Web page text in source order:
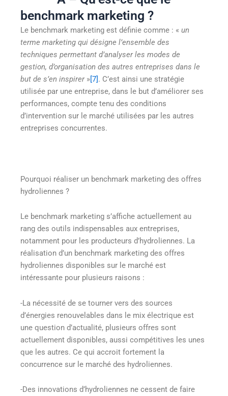
benchmark marketing ?
Le benchmark marketing est définie comme : « un
terme marketing qui désigne l’ensemble des
techniques permettant d’analyser les modes de
gestion, d’organisation des autres entreprises dans le
but de s’en inspirer» [7] . C’est ainsi une stratégie
utilisée par une entreprise, dans le but d’améliorer ses
performances, compte tenu des conditions
d’intervention sur le marché utilisées par les autres
entreprises concurrentes.
Pourquoi réaliser un benchmark marketing des offres
hydroliennes ?
Le benchmark marketing s’affiche actuellement au
rang des outils indispensables aux entreprises,
notamment pour les producteurs d’hydroliennes. La
réalisation d’un benchmark marketing des offres
hydroliennes disponibles sur le marché est
intéressante pour plusieurs raisons :
-La nécessité de se tourner vers des sources
d’énergies renouvelables dans le mix électrique est
une question d’actualité, plusieurs offres sont
actuellement disponibles, aussi compétitives les unes
que les autres. Ce qui accroit fortement la
concurrence sur le marché des hydroliennes.
-Des innovations d’hydroliennes ne cessent de faire